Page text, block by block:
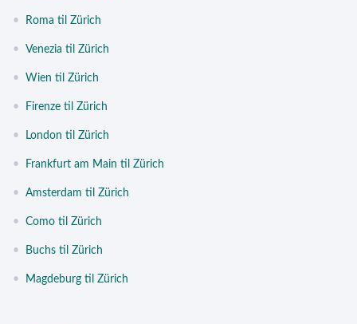
• Roma til Zürich
• Venezia til Zürich
• Wien til Zürich
• Firenze til Zürich
• London til Zürich
• Frankfurt am Main til Zürich
• Amsterdam til Zürich
• Como til Zürich
• Buchs til Zürich
• Magdeburg til Zürich